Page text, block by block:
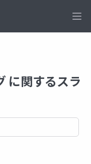
に関するスラ